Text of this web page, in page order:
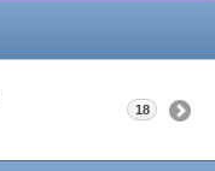
18